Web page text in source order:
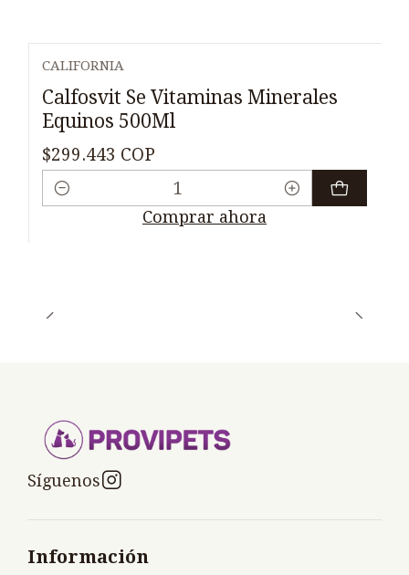
CALIFORNIA
Calfosvit Se Vitaminas Minerales
Equinos 500Ml
$299.443 COP
Cantidad
Comprar ahora
Síguenos
Información